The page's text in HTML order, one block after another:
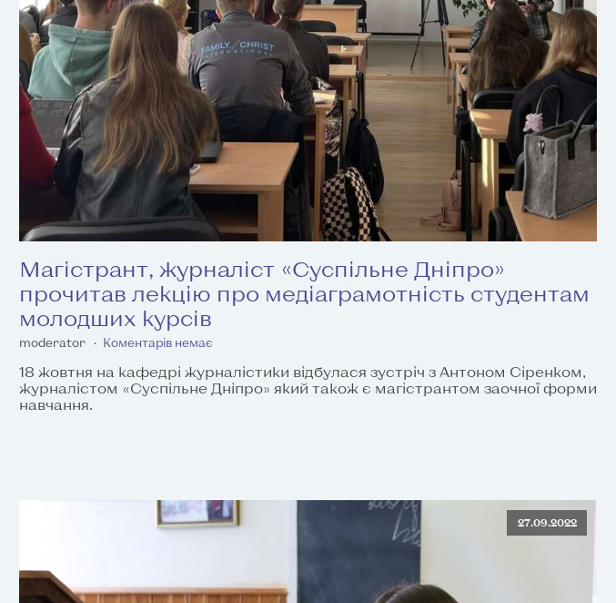
Магістрант, журналіст «Суспільне Дніпро»
прочитав лекцію про медіаграмотність студентам
молодших курсів
moderator Коментарів немає
18 жовтня на кафедрі журналістики відбулася зустріч з Антоном Сіренком,
журналістом «Суспільне Дніпро» який також є магістрантом заочної форми
навчання.
27.09.2022